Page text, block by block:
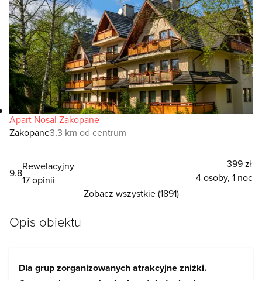
Apart Nosal Zakopane
Zakopane3,3 km od centrum
9.8
Rewelacyjny
17 opinii
399 zł
4 osoby, 1 noc
Zobacz wszystkie (1891)
Opis obiektu
Dla grup zorganizowanych atrakcyjne zniżki.